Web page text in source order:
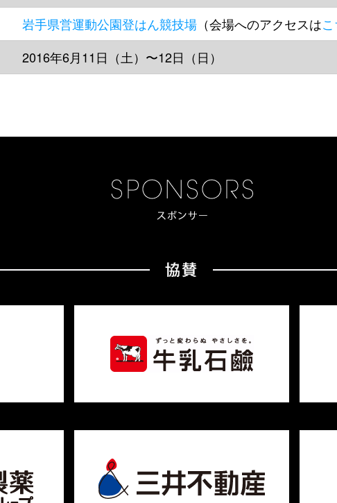
岩手県営運動公園登はん競技場 （会場へのアクセスは
2016年6月11日（土）〜12日（日）